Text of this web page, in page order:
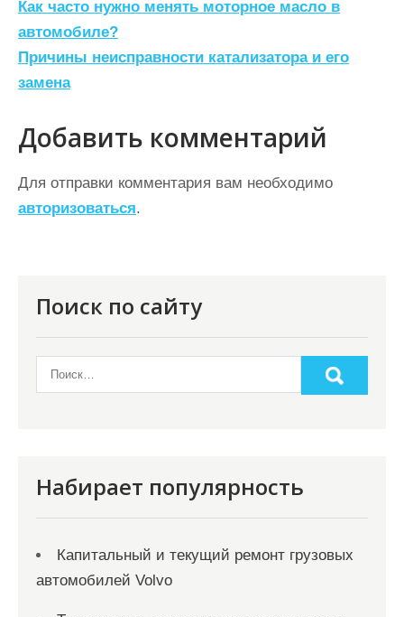
Н
а
в
и
г
а
ц
и
м
Как часто нужно менять моторное масло в
автомобиле?
Причины неисправности катализатора и его
замена
Добавить комментарий
Для отправки комментария вам необходимо
авторизоваться.
Поиск по сайту
Набирает популярность
Капитальный и текущий ремонт грузовых
автомобилей Volvo